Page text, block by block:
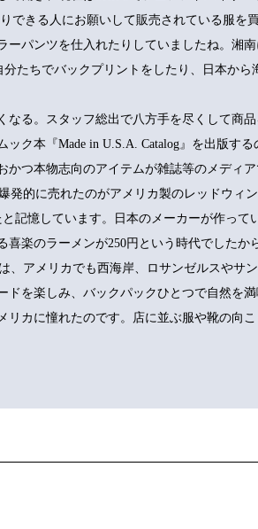
できる人にお願いして販売されている服を
ーパンツを仕入れたりしていましたね。湘
たちでバックプリントをしたり、日本か
る。スタッフ総出で八方手を尽くして商品
ク本『Made in U.S.A. Catalog』を出版す
かつ本物志向のアイテムが雑誌等のメディ
発的に売れたのがアメリカ製のレッドウィ
記憶しています。日本のメーカーが作って
楽のラーメンが250円という時代でしたか
、アメリカでも西海岸、ロサンゼルスやサ
を楽しみ、バックパックひとつで自然を
リカに憧れたのです。店に並ぶ服や靴の向